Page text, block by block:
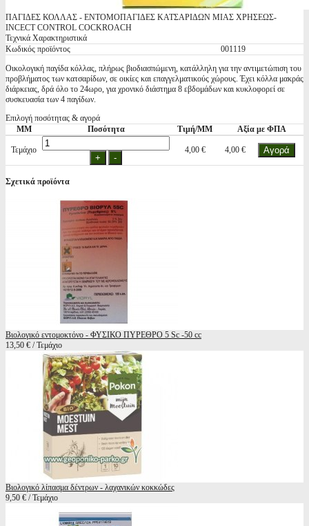
ΠΑΓΙΔΕΣ ΚΟΛΛΑΣ - ΕΝΤΟΜΟΠΑΓΙΔΕΣ ΚΑΤΣΑΡΙΔΩΝ ΜΙΑΣ ΧΡΗΣΕΩΣ-
INCECT CONTROL COCKROACH
Τεχνικά Χαρακτηριστικά
Κωδικός προϊόντος
001119
Οικολογική παγίδα κόλλας, πλήρως βιοδιασπώμενη, κατάλληλη για την αντιμετώπιση του
προβλήματος των κατσαρίδων, σε οικίες και επαγγελματικούς χώρους. Έχει κόλλα μακράς
διάρκειας, δρά όλο το 24ωρο, για χρονικό διάστημα 8 εβδομάδων και κυκλοφορεί σε
συσκευασία των 4 παγίδων.
Επιλογή ποσότητας & αγορά
ΜΜ
Ποσότητα Τιμή/ΜΜ Αξία με ΦΠΑ
Τεμάχιο 4,00 € 4,00 €
Σχετικά προϊόντα
Βιολογικό εντομοκτόνο - ΦΥΣΙΚΟ ΠΥΡΕΘΡΟ 5 Sc -50 cc
13,50 € / Τεμάχιο
Βιολογικό λίπασμα δέντρων - λαχανικών κοκκώδες
9,50 € / Τεμάχιο